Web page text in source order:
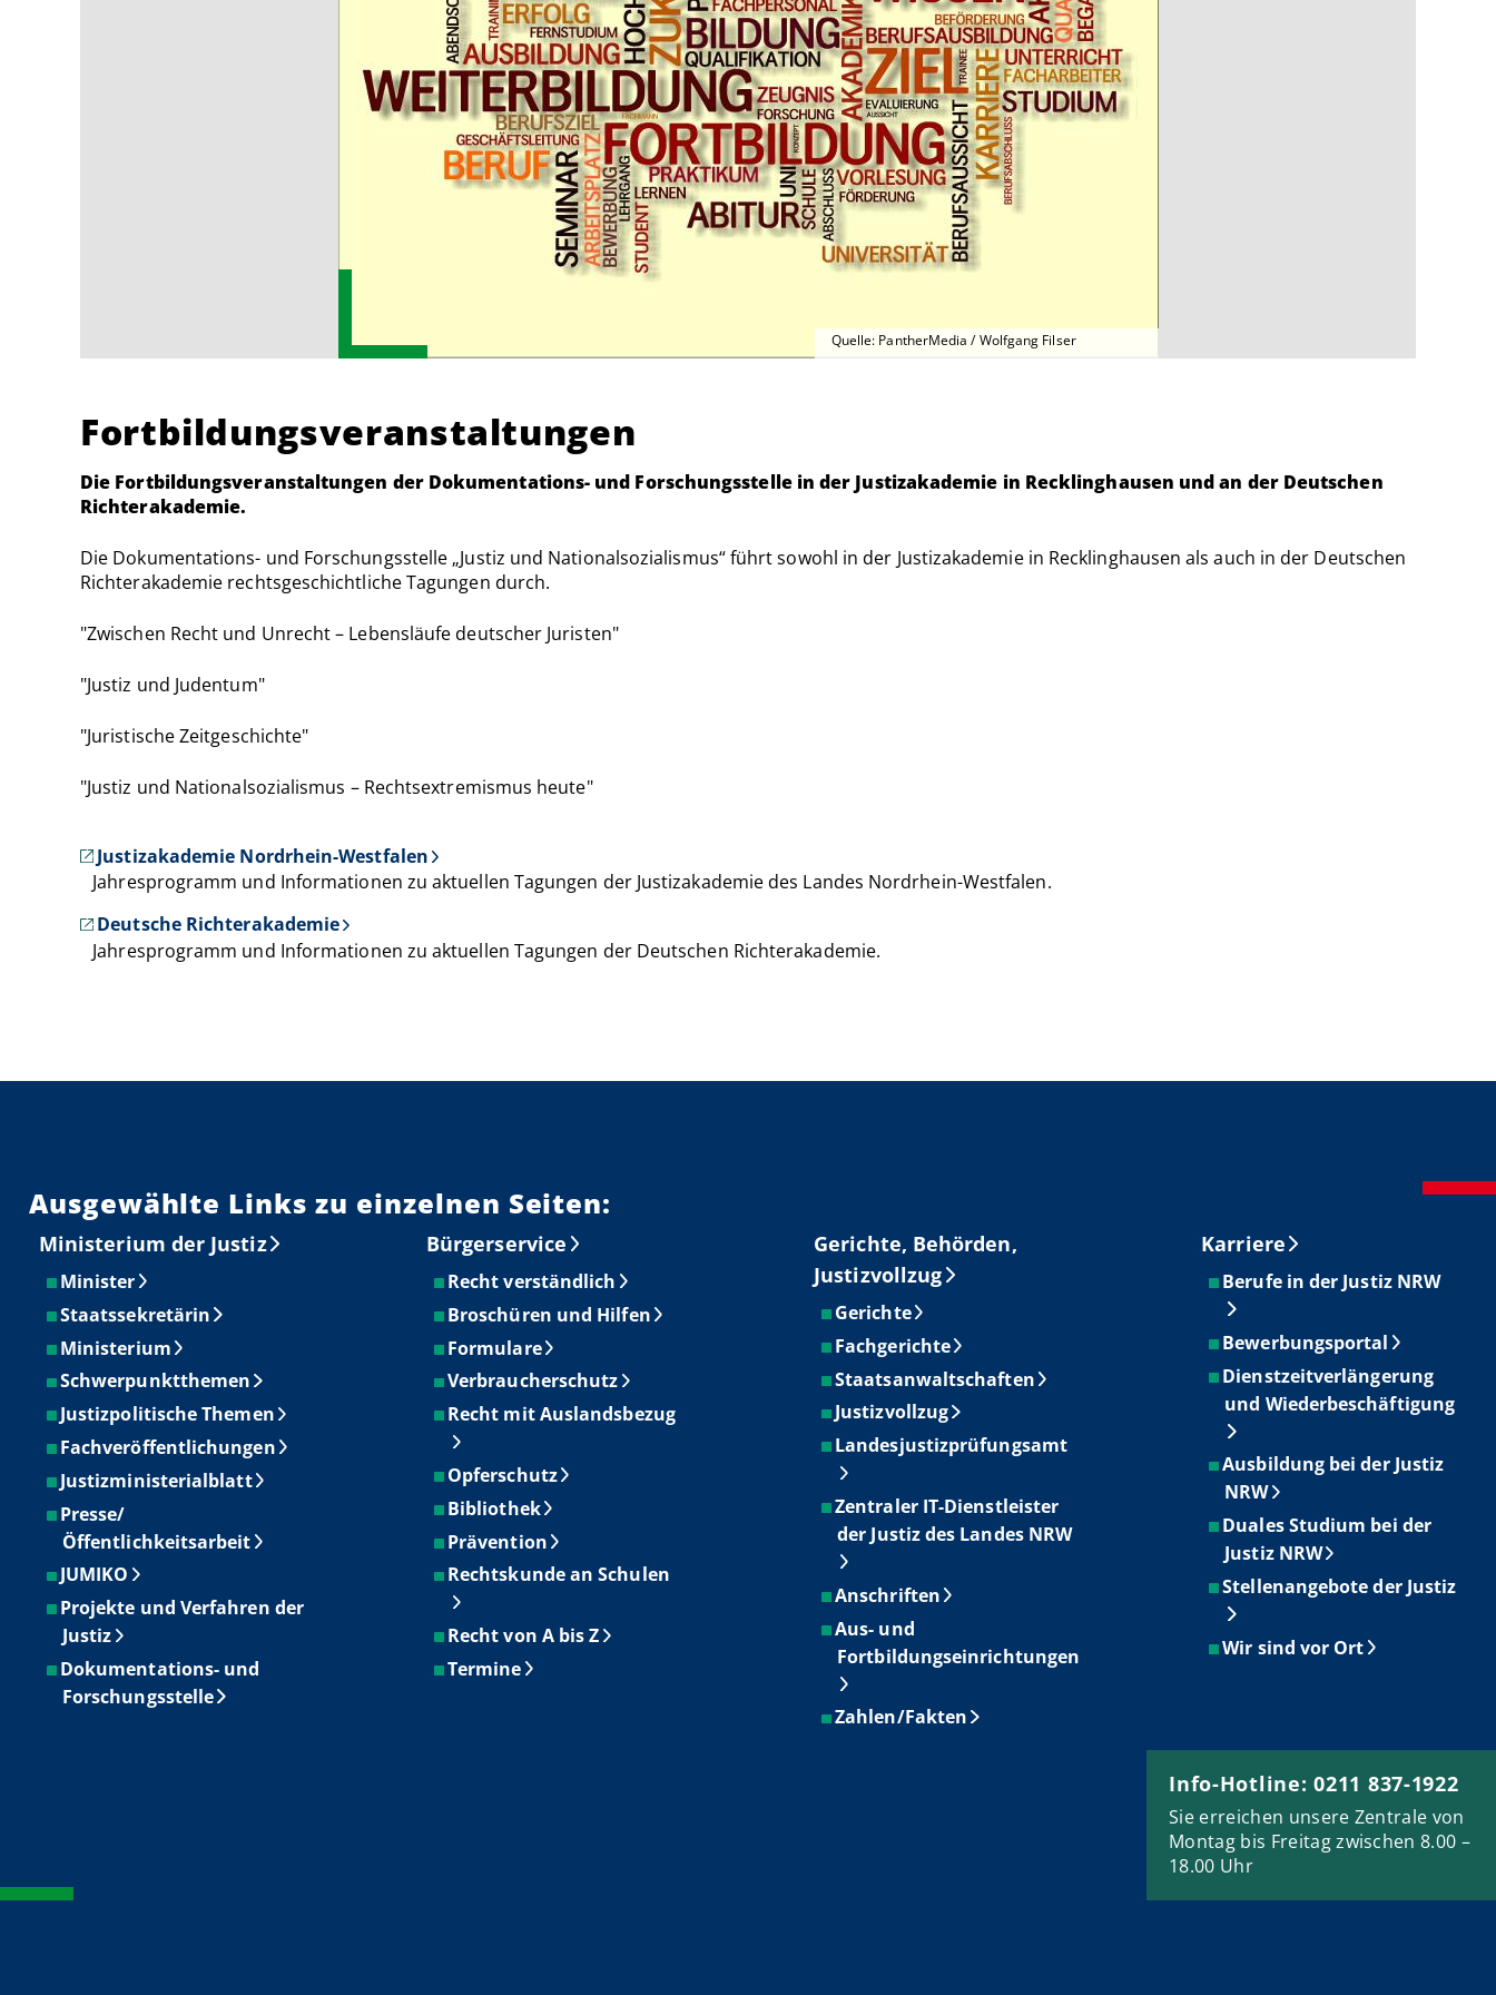
Quelle: PantherMedia / Wolfgang Filser
Fortbildungsveranstaltungen
Die Fortbildungsveranstaltungen der Dokumentations- und Forschungsstelle in der Justizakademie in Recklinghausen und an der Deutschen
Richterakademie.
Die Dokumentations- und Forschungsstelle „Justiz und Nationalsozialismus“ führt sowohl in der Justizakademie in Recklinghausen als auch in der Deutschen
Richterakademie rechtsgeschichtliche Tagungen durch.
"Zwischen Recht und Unrecht – Lebensläufe deutscher Juristen"
"Justiz und Judentum"
"Juristische Zeitgeschichte"
"Justiz und Nationalsozialismus – Rechtsextremismus heute"
Justizakademie Nordrhein-Westfalen
Jahresprogramm und Informationen zu aktuellen Tagungen der Justizakademie des Landes Nordrhein-Westfalen.
Deutsche Richterakademie
Jahresprogramm und Informationen zu aktuellen Tagungen der Deutschen Richterakademie.
Ausgewählte Links zu einzelnen Seiten:
Ministerium der Justiz
Minister
Staatssekretärin
Ministerium
Schwerpunktthemen
Justizpolitische Themen
Fachveröffentlichungen
Justizministerialblatt
Presse/
Öffentlichkeitsarbeit
JUMIKO
Projekte und Verfahren der
Justiz
Dokumentations- und
Forschungsstelle
Bürgerservice
Recht verständlich
Broschüren und Hilfen
Formulare
Verbraucherschutz
Recht mit Auslandsbezug
Opferschutz
Bibliothek
Prävention
Rechtskunde an Schulen
Recht von A bis Z
Termine
Gerichte, Behörden,
Justizvollzug
Gerichte
Fachgerichte
Staatsanwaltschaften
Justizvollzug
Landesjustizprüfungsamt
Zentraler IT-Dienstleister
der Justiz des Landes NRW
Anschriften
Aus- und
Fortbildungseinrichtungen
Zahlen/Fakten
Karriere
Berufe in der Justiz NRW
Bewerbungsportal
Dienstzeitverlängerung
und Wiederbeschäftigung
Ausbildung bei der Justiz
NRW
Duales Studium bei der
Justiz NRW
Stellenangebote der Justiz
Wir sind vor Ort
Info-Hotline: 0211 837-1922
Sie erreichen unsere Zentrale von
Montag bis Freitag zwischen 8.00 –
18.00 Uhr